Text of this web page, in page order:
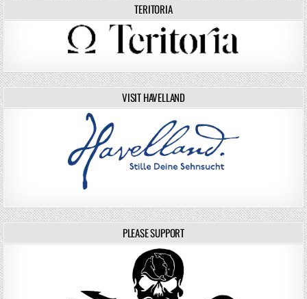
TERITORIA
VISIT HAVELLAND
PLEASE SUPPORT